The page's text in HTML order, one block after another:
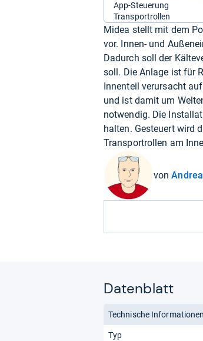
App-Steuerung
Transportrollen
Midea stellt mit dem
vor. Innen- und
Dadurch soll der
soll. Die Anlage ist für
Innenteil verursacht
und ist damit um
notwendig. Die
halten. Gesteuert wird
Transportrollen am
von
Datenblatt
Technische Informationen
Typ